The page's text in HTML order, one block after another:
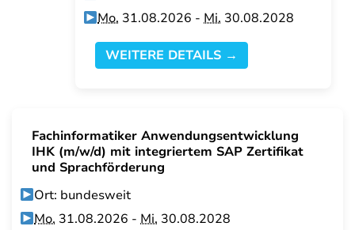
Mo. 31.08.2026 -Mi. 30.08.2028
WEITERE DETAILS →
Fachinformatiker Anwendungsentwicklung
IHK (m/w/d) mit integriertem SAP Zertifikat
und Sprachförderung
Ort: bundesweit
Mo. 31.08.2026 -Mi. 30.08.2028